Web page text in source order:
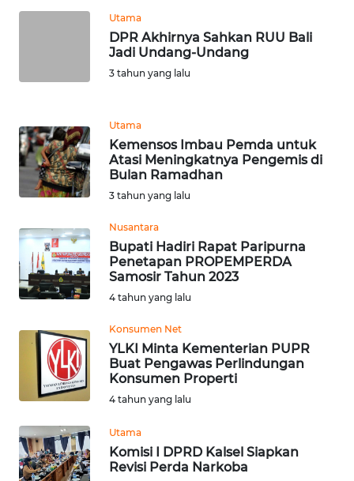
Utama
DPR Akhirnya Sahkan RUU Bali
Jadi Undang-Undang
3 tahun yang lalu
Utama
Kemensos Imbau Pemda untuk
Atasi Meningkatnya Pengemis di
Bulan Ramadhan
3 tahun yang lalu
Nusantara
Bupati Hadiri Rapat Paripurna
Penetapan PROPEMPERDA
Samosir Tahun 2023
4 tahun yang lalu
Konsumen Net
YLKI Minta Kementerian PUPR
Buat Pengawas Perlindungan
Konsumen Properti
4 tahun yang lalu
Utama
Komisi I DPRD Kalsel Siapkan
Revisi Perda Narkoba
LANGKAT
SELATAN
WN
TANJUNG
LESUNG
WN
WN
SIMALUNGUN
LABUHANBATU
WN
TAPANULI
WN DELI
SERDANG